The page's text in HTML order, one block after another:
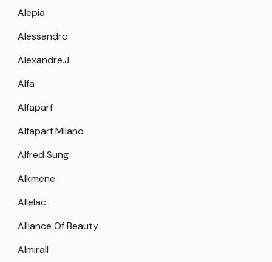
Alepia
Alessandro
Alexandre.J
Alfa
Alfaparf
Alfaparf Milano
Alfred Sung
Alkmene
Allelac
Alliance Of Beauty
Almirall